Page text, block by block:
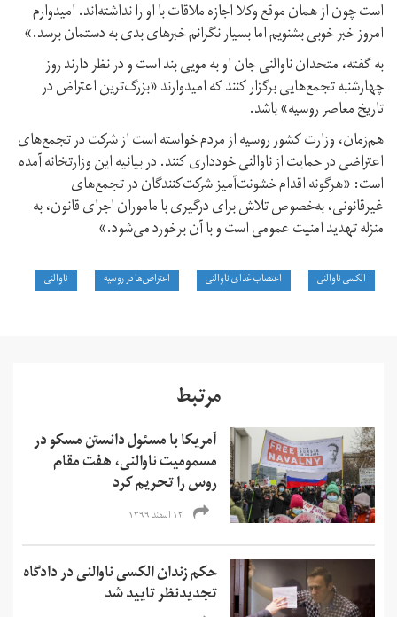
است چون از همان موقع وکلا اجازه ملاقات با او را نداشته‌اند. امیدوارم
امروز خبر خوبی بشنویم اما بسیار نگرانم خبرهای بدی به دستمان برسد.»
به گفته، متحدان ناوالنی جان او به مویی بند است و در نظر دارند روز
چهارشنبه تجمع‌هایی برگزار کنند که امیدوارند «بزرگ‌ترین اعتراض در
تاریخ معاصر روسیه» باشد.
هم‌زمان، وزارت کشور روسیه از مردم خواسته است از شرکت در تجمع‌های
اعتراضی در حمایت از ناوالنی خودداری کنند. در بیانیه این وزارتخانه آمده
است: «هرگونه اقدام خشونت‌آمیز شرکت‌کنندگان در تجمع‌های
غیرقانونی، به‌خصوص تلاش برای درگیری با ماموران اجرای قانون، به
منزله تهدید امنیت عمومی است و با آن برخورد می‌شود.»
الکسی ناوالنی اعتصاب غذای ناوالنی اعتراض‌ها در روسیه ناوالنی
مرتبط
آمریکا با مسئول دانستن مسکو در
مسمومیت ناوالنی، هفت مقام
روس را تحریم کرد
۱۲ اسفند ۱۳۹۹
حکم زندان الکسی ناوالنی در دادگاه
تجدیدنظر تایید شد